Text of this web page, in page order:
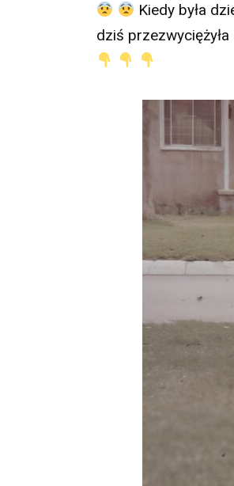
Kiedy była
dziś